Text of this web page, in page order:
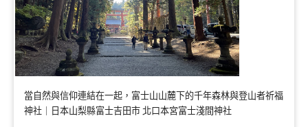
當自然與信仰連結在一起，富士山山麓下的千年森林與登山者祈福
神社｜日本山梨縣富士吉田市 北口本宮富士淺間神社